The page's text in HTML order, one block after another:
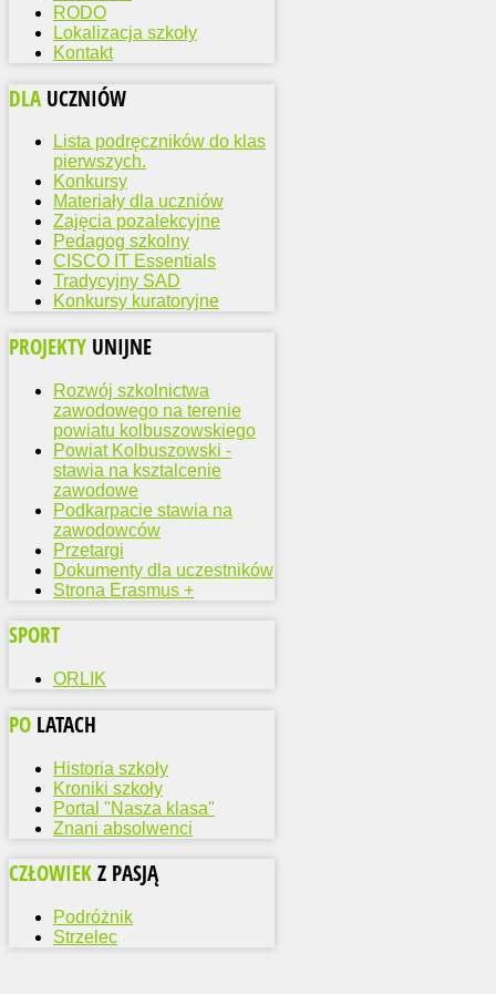
RODO
Lokalizacja szkoły
Kontakt
DLA UCZNIÓW
Lista podręczników do klas
pierwszych.
Konkursy
Materiały dla uczniów
Zajęcia pozalekcyjne
Pedagog szkolny
CISCO IT Essentials
Tradycyjny SAD
Konkursy kuratoryjne
PROJEKTY UNIJNE
Rozwój szkolnictwa
zawodowego na terenie
powiatu kolbuszowskiego
Powiat Kolbuszowski -
stawia na ksztalcenie
zawodowe
Podkarpacie stawia na
zawodowców
Przetargi
Dokumenty dla uczestników
Strona Erasmus +
SPORT
ORLIK
PO LATACH
Historia szkoły
Kroniki szkoły
Portal "Nasza klasa"
Znani absolwenci
CZŁOWIEK Z PASJĄ
Podróżnik
Strzelec